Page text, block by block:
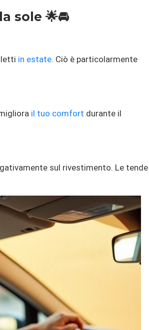
sole 🌟🚘
in estate. Ciò è particolarmente
il tuo comfort durante il
sul rivestimento. Le tende